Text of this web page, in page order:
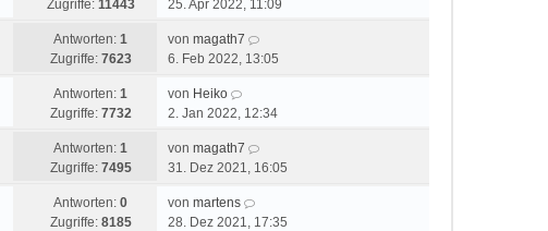
Zugriffe: 11443
25. Apr 2022, 11:09
Antworten: 1
Zugriffe: 7623
von magath7
6. Feb 2022, 13:05
Antworten: 1
Zugriffe: 7732
von Heiko
2. Jan 2022, 12:34
Antworten: 1
Zugriffe: 7495
von magath7
31. Dez 2021, 16:05
Antworten: 0
Zugriffe: 8185
von martens
28. Dez 2021, 17:35